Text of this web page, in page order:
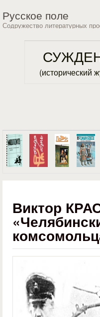
Русское поле
Содружество литературных
(исторический
Виктор